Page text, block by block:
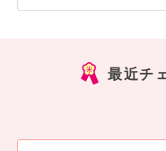
最近チ